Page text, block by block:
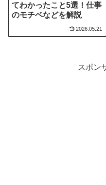
てわかったこと5選！仕事
のモチベなどを解説
2026.05.21
スポン